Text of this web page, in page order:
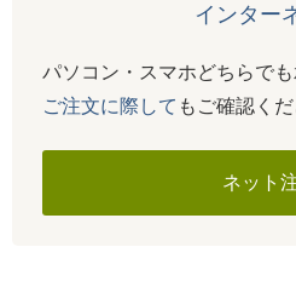
インター
パソコン・スマホどちらでも
ご注文に際して もご確認くだ
ネット